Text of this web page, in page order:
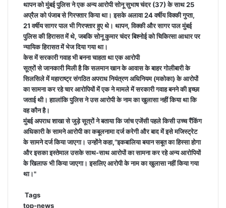
थापन को मुंबई पुलिस ने एक अन्य आरोपी सोनू सुभाष चंदर (37) के साथ 25
अप्रैल को पंजाब से गिरफ्तार किया था। इसके अलावा 24 वर्षीय विक्की गुप्ता,
21 वर्षीय सागर पाल भी गिरफ्तार हुए थे। थापन, विक्की और सागर पाल मुंबई
पुलिस की हिरासत में थे, जबकि सोनू कुमार चंदर बिश्नोई को चिकित्सा आधार पर
न्यायिक हिरासत में भेज दिया गया था।
केस में सरकारी गवाह भी बनना चाहता था एक आरोपी
सूत्रों से जानकारी मिली है कि सलमान खान के आवास के बाहर गोलीबारी के
सिलसिले में महाराष्ट्र संगठित अपराध नियंत्रण अधिनियम (मकोका) के आरोपों
का सामना कर रहे चार आरोपियों में एक ने मामले में सरकारी गवाह बनने की इच्छा
जताई थी। हाालांकि पुलिस ने उस आरोपी के नाम का खुलासा नहीं किया था कि
वह कौन है।
मुंबई अपराध शाखा से जुड़े सूत्रों ने बताया कि जांच एजेंसी पहले किसी उच्च रैंकिंग
अधिकारी के सामने आरोपी का कबूलनामा दर्ज करेगी और बाद में इसे मजिस्ट्रेट
के सामने दर्ज किया जाएगा। उन्होंने कहा,“इकबालिया बयान सबूत का हिस्सा होगा
और इसका इस्तेमाल उसके साथ-साथ आरोपों का सामना कर रहे अन्य आरोपियों
के खिलाफ भी किया जाएगा। इसलिए आरोपी के नाम का खुलासा नहीं किया गया
था।"
Tags
top-news